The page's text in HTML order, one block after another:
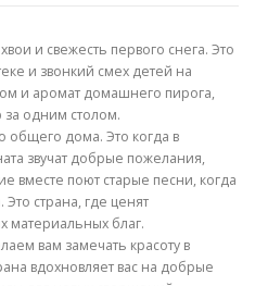
и свежесть первого снега. Это
и звонкий смех детей на
и аромат домашнего пирога,
одним столом.
общего дома. Это когда в
звучат добрые пожелания,
вместе поют старые песни, когда
страна, где ценят
материальных благ.
вам замечать красоту в
вдохновляет вас на добрые